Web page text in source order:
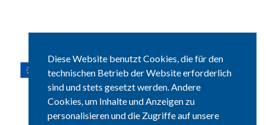
Diese Website benutzt Cookies, die für den
technischen Betrieb der Website erforderlich
sind und stets gesetzt werden. Andere
Cookies, um Inhalte und Anzeigen zu
personalisieren und die Zugriffe auf unsere
Ein im Rahmen des GAP-Strategieplans Deutschland 2023 – 2027
gefördertes Projekt im Freistaat Bayern.
Ziel: Steuerung, Bearbeitung und Evaluierung der Lokalen